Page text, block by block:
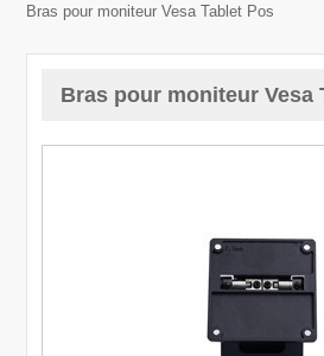
Bras pour moniteur Vesa Tablet Pos
Bras pour moniteur Vesa